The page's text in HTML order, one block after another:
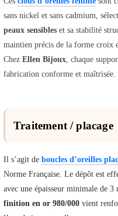
sans nickel et sans cadmium,
peaux sensibles et sa stabilité
maintien précis de la forme croix
Chez Ellen Bijoux , chaque
fabrication conforme et maîtrisée.
Traitement / placage
Il s’agit de boucles d’oreilles
Norme Française. Le dépôt est
avec une épaisseur minimale de
finition en or 980/000 vient